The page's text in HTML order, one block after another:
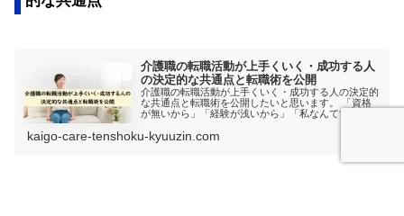
介護職の転職活動が上手くいく・成功する人
の決定的な共通点と転職術を公開
介護職の転職活動が上手くいく・成功する人の決定的
な共通点と転職術を公開したいと思います。 「資格
が無いから」「経験が浅いから」「私なんてすぐ採用
転職活動が成功している人の共通点と転職術を理解で
きると思います。
kaigo-care-tenshoku-kyuuzin.com